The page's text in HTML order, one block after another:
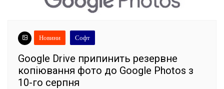
Новини Софт
Google Drive припинить резервне
копіювання фото до Google Photos з
10-го серпня